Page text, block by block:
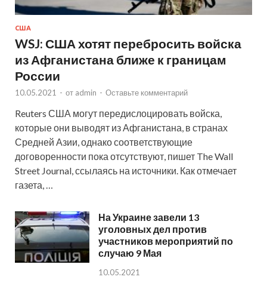
США
WSJ: США хотят перебросить войска
из Афганистана ближе к границам
России
10.05.2021 - от admin - Оставьте комментарий
Reuters США могут передислоцировать войска,
которые они выводят из Афганистана, в странах
Средней Азии, однако соответствующие
договоренности пока отсутствуют, пишет The Wall
Street Journal, ссылаясь на источники. Как отмечает
газета, …
На Украине завели 13
уголовных дел против
участников мероприятий по
случаю 9 Мая
10.05.2021